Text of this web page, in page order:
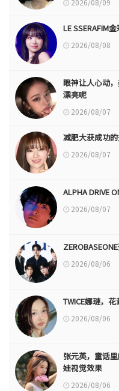
2026/08/09
LE SSERAFIM
2026/08/08
眼神让人心动
漂亮呢
2026/08/07
减肥大获成功的
2026/08/07
ALPHA DRIVE
2026/08/07
2026/08/06
TWICE娜璉，
2026/08/06
张元英，童话
娃视觉效果
2026/08/06